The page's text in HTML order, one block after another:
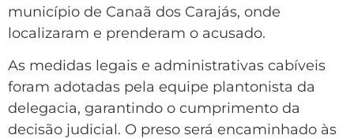
município de Canaã dos Carajás, onde
localizaram e prenderam o acusado.
As medidas legais e administrativas cabíveis
foram adotadas pela equipe plantonista da
delegacia, garantindo o cumprimento da
decisão judicial. O preso será encaminhado às